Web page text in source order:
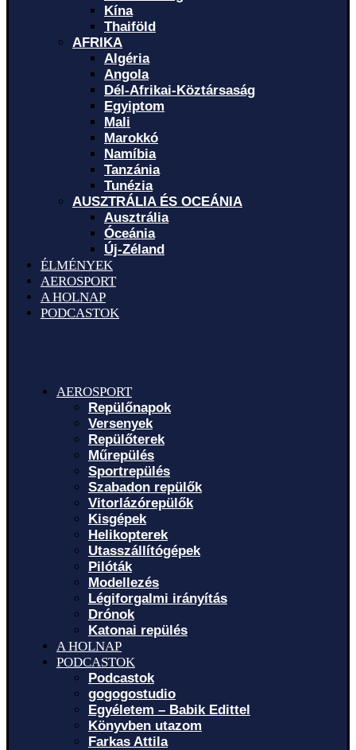
Kína
Thaiföld
AFRIKA
Algéria
Angola
Dél-Afrikai-Köztársaság
Egyiptom
Mali
Marokkó
Namíbia
Tanzánia
Tunézia
AUSZTRÁLIA ÉS OCEÁNIA
Ausztrália
Óceánia
Új-Zéland
ÉLMÉNYEK
AEROSPORT
A HOLNAP
PODCASTOK
AEROSPORT
Repülőnapok
Versenyek
Repülőterek
Műrepülés
Sportrepülés
Szabadon repülők
Vitorlázórepülők
Kisgépek
Helikopterek
Utasszállítógépek
Pilóták
Modellezés
Légiforgalmi irányítás
Drónok
Katonai repülés
A HOLNAP
PODCASTOK
Podcastok
gogogostudio
Egyéletem – Babik Edittel
Könyvben utazom
Farkas Attila